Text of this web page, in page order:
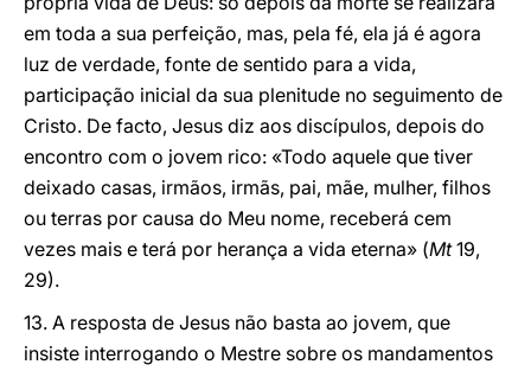
em toda a sua perfeição, mas, pela fé, ela já é agora
luz de verdade, fonte de sentido para a vida,
participação inicial da sua plenitude no seguimento de
Cristo. De facto, Jesus diz aos discípulos, depois do
encontro com o jovem rico: «Todo aquele que tiver
deixado casas, irmãos, irmãs, pai, mãe, mulher, filhos
ou terras por causa do Meu nome, receberá cem
vezes mais e terá por herança a vida eterna» (Mt19,
29).
13. A resposta de Jesus não basta ao jovem, que
insiste interrogando o Mestre sobre os mandamentos